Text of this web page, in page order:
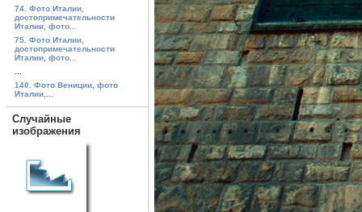
74. Фото Италии,
достопримечательности
Италии, фото...
75. Фото Италии,
достопримечательности
Италии, фото...
140. Фото Вениции, фото
Италии,...
Случайные
изображения